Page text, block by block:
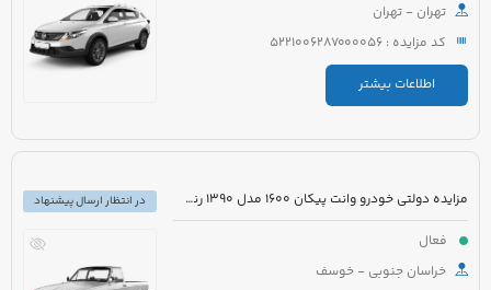
تهران - تهران
کد مزایده : 5221006287000056
اطلاعات بیشتر
مزایده دولتی خودرو وانت پیکان 1600 مدل 1390 رنگ سفید
فعال
خراسان جنوبی - خوسف
در انتظار ارسال پیشنهاد